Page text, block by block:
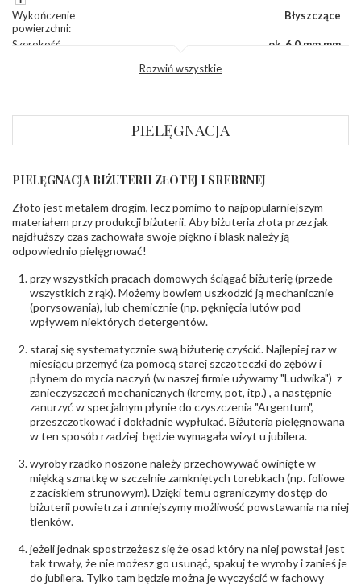
Wykończenie
powierzchni:
Błyszczące
Szerokość
ok. 6,0 mm mm
dół:
bok
KAMIENIE
kamieni:
Liczba kamieni
Cyrkonia - 2 szt.
Szlif kamieni:
Fasetowy okrągła
Masa kamieni
(łącznie)
INNE PARAMETRY
Producent
WĘC-Twój Jubiler S.C. Artur Węc, Małgorzata
679-25-92-107; sklep@wec.com.pl
Bezpieczeństwo
- rodzaj
ostrzeżenia:
Nie nadaje się dla dzieci w wieku poniżej 3 lat
,Elementy w wyrobie wykonane z białego złota
zawierają nikiel
Rozwiń wszystkie
PIELĘGNACJA
PIELĘGNACJA BIŻUTERII ZŁOTEJ I SREBRNEJ
Złoto jest metalem drogim, lecz pomimo to najpopularniejszym
materiałem przy produkcji biżuterii. Aby biżuteria złota przez jak
najdłuższy czas zachowała swoje piękno i blask należy ją
odpowiednio pielęgnować!
przy wszystkich pracach domowych ściągać biżuterię (przede
wszystkich z rąk). Możemy bowiem uszkodzić ją mechanicznie
(porysowania), lub chemicznie (np. pęknięcia lutów pod
wpływem niektórych detergentów.
staraj się systematycznie swą biżuterię czyścić. Najlepiej raz w
miesiącu przemyć (za pomocą starej szczoteczki do zębów i
płynem do mycia naczyń (w naszej firmie używamy "Ludwika") z
zanieczyszczeń mechanicznych (kremy, pot, itp.) , a następnie
zanurzyć w specjalnym płynie do czyszczenia "Argentum",
przeszczotkować i dokładnie wypłukać. Biżuteria pielęgnowana
w ten sposób rzadziej będzie wymagała wizyt u jubilera.
wyroby rzadko noszone należy przechowywać owinięte w
miękką szmatkę w szczelnie zamkniętych torebkach (np. foliowe
z zaciskiem strunowym). Dzięki temu ograniczymy dostęp do
biżuterii powietrza i zmniejszymy możliwość powstawania na niej
tlenków.
jeżeli jednak spostrzeżesz się że osad który na niej powstał jest
tak trwały, że nie możesz go usunąć, spakuj te wyroby i zanieś je
do jubilera. Tylko tam będzie można je wyczyścić w fachowy